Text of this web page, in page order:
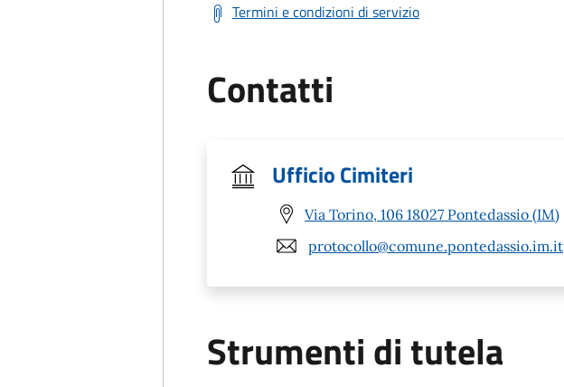
Termini e condizioni di servizio
Contatti
Ufficio Cimiteri
Via Torino, 106 18027 Pontedassio (IM)
protocollo@comune.pontedassio.im.it
Strumenti di tutela